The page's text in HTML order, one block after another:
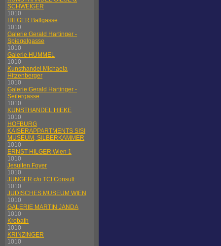
SCHWEIGER
1010
HILGER Ballgasse
1010
Galerie Gerald Hartinger -
Spiegelgasse
1010
Galerie HUMMEL
1010
Kunsthandel Michaela
Hitzenberger
1010
Galerie Gerald Hartinger -
Seilergasse
1010
KUNSTHANDEL HIEKE
1010
HOFBURG
KAISERAPPARTMENTS SISI
MUSEUM, SILBERKAMMER
1010
ERNST HILGER Wien 1
1010
Jesuiten Foyer
1010
JÜNGER c/o TCI Consult
1010
JÜDISCHES MUSEUM WIEN
1010
GALERIE MARTIN JANDA
1010
Krobath
1010
KRINZINGER
1010